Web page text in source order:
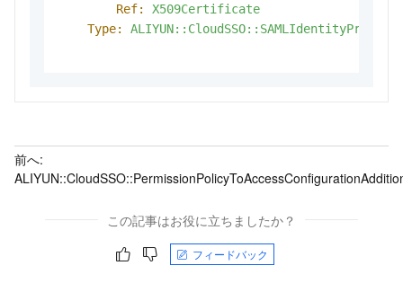
Ref:
X509Certificate
Type:
ALIYUN::CloudSSO::SAMLIdentityProvider
前へ:
この記事はお役に立ちましたか？
フィードバック